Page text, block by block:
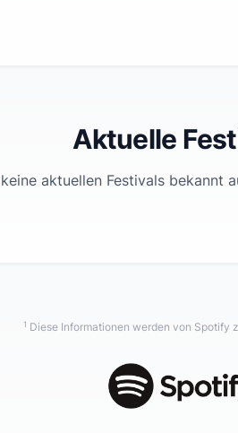
Aktuelle
aktuellen Festivals bekannt
1 Diese Informationen werden von Spotify